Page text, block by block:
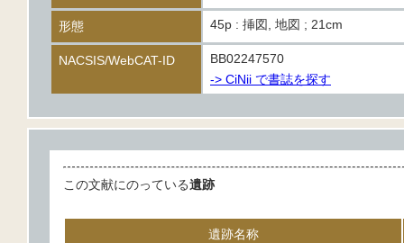
形態 45p : 挿図, 地図 ; 21cm
NACSIS/WebCAT-ID
BB02247570
-> CiNii で書誌を探す
この文献にのっている遺跡
遺跡名称